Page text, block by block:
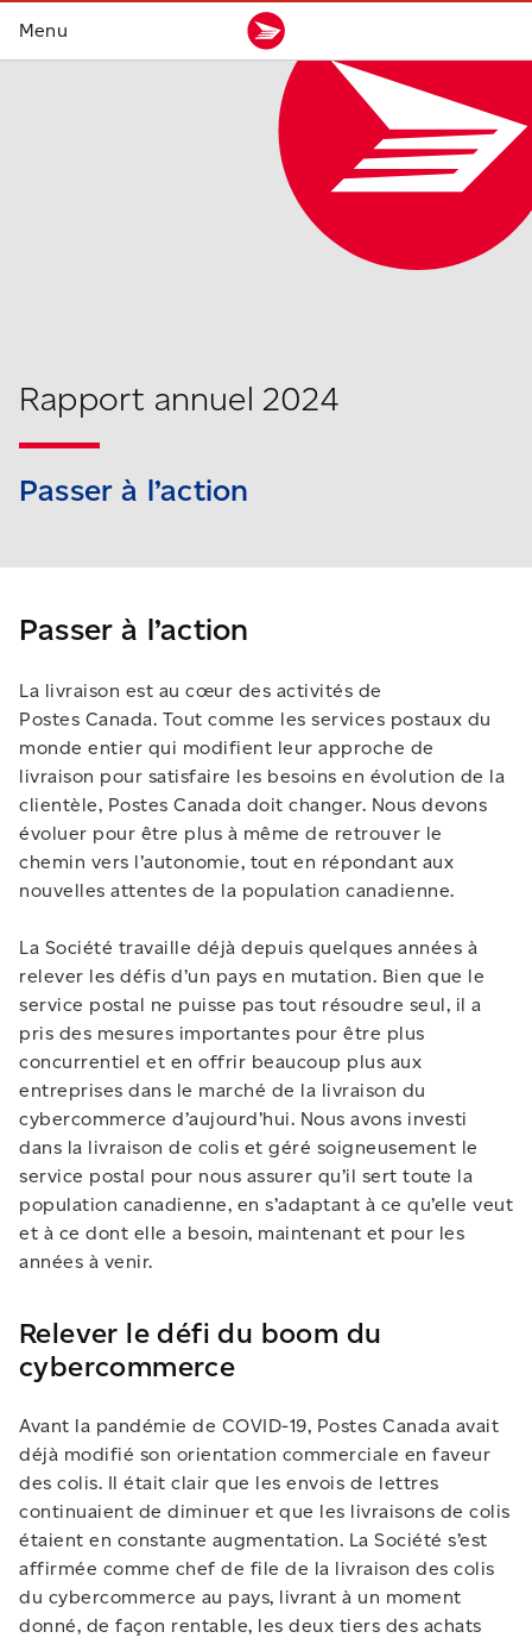
Rapport annuel 2024
Passerà l’action
Passer à l’action
La livraison est au cœur des activités de
Postes Canada. Tout comme les services postaux du
monde entier qui modifient leur approche de
livraison pour satisfaire les besoins en évolution de la
clientèle, Postes Canada doit changer. Nous devons
évoluer pour être plus à même de retrouver le
chemin vers l’autonomie, tout en répondant aux
nouvelles attentes de la population canadienne.
La Société travaille déjà depuis quelques années à
relever les défis d’un pays en mutation. Bien que le
service postal ne puisse pas tout résoudre seul, il a
pris des mesures importantes pour être plus
concurrentiel et en offrir beaucoup plus aux
entreprises dans le marché de la livraison du
cybercommerce d’aujourd’hui. Nous avons investi
dans la livraison de colis et géré soigneusement le
service postal pour nous assurer qu’il sert toute la
population canadienne, en s’adaptant à ce qu’elle veut
et à ce dont elle a besoin, maintenant et pour les
années à venir.
Relever le défi du boom du
cybercommerce
Avant la pandémie de COVID-19, Postes Canada avait
déjà modifié son orientation commerciale en faveur
des colis. Il était clair que les envois de lettres
continuaient de diminuer et que les livraisons de colis
étaient en constante augmentation. La Société s’est
affirmée comme chef de file de la livraison des colis
du cybercommerce au pays, livrant à un moment
donné, de façon rentable, les deux tiers des achats